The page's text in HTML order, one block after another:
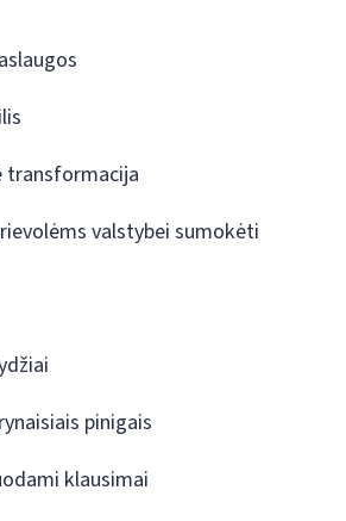
transformacija
valstybei sumokėti
pinigais
klausimai